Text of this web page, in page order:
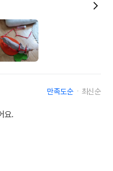
만족도순 최신순
요.